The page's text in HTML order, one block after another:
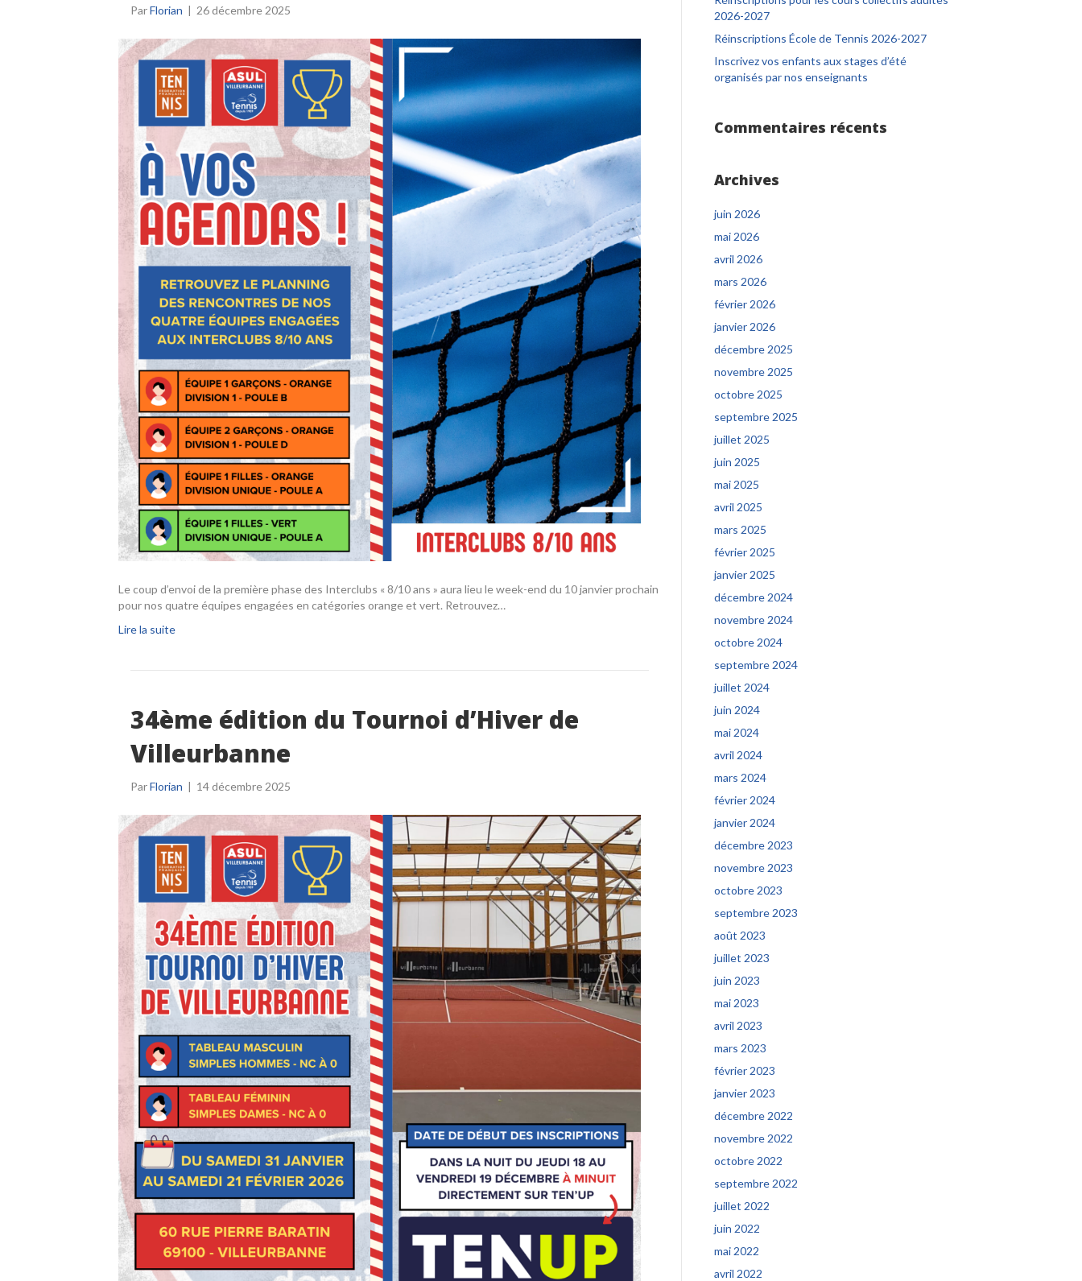
ParFlorian | 26 décembre 2025
Le coup d’envoi de la première phase des Interclubs « 8/10 ans » aura lieu le week-end du 10 janvier prochain
pour nos quatre équipes engagées en catégories orange et vert. Retrouvez…
Lire la suite
34ème édition du Tournoi d’Hiver de
Villeurbanne
ParFlorian | 14 décembre 2025
2026-2027
Réinscriptions École de Tennis 2026-2027
Inscrivez vos enfants aux stages d’été
organisés par nos enseignants
Commentaires récents
Archives
juin 2026
mai 2026
avril 2026
mars 2026
février 2026
janvier 2026
décembre 2025
novembre 2025
octobre 2025
septembre 2025
juillet 2025
juin 2025
mai 2025
avril 2025
mars 2025
février 2025
janvier 2025
décembre 2024
novembre 2024
octobre 2024
septembre 2024
juillet 2024
juin 2024
mai 2024
avril 2024
mars 2024
février 2024
janvier 2024
décembre 2023
novembre 2023
octobre 2023
septembre 2023
août 2023
juillet 2023
juin 2023
mai 2023
avril 2023
mars 2023
février 2023
janvier 2023
décembre 2022
novembre 2022
octobre 2022
septembre 2022
juillet 2022
juin 2022
mai 2022
avril 2022